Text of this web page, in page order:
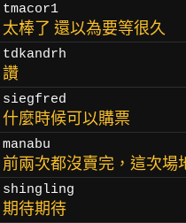
tmacor1
太棒了 還以為要等很久
tdkandrh
讚
siegfred
什麼時候可以購票
manabu
前兩次都沒賣完，這次場
shingling
期待期待